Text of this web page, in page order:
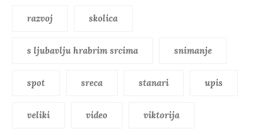
razvoj skolica
s ljubavlju hrabrim srcima snimanje
spot sreca stanari upis
veliki video viktorija